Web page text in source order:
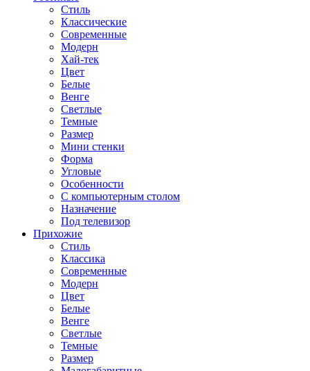
Стиль
Классические
Современные
Модерн
Хай-тек
Цвет
Белые
Венге
Светлые
Темные
Размер
Мини стенки
Форма
Угловые
Особенности
С компьютерным столом
Назначение
Под телевизор
Прихожие
Стиль
Классика
Современные
Модерн
Цвет
Белые
Венге
Светлые
Темные
Размер